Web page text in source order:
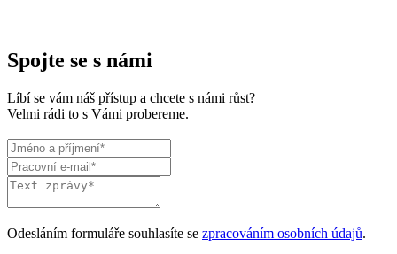
Spojte se s námi
Líbí se vám náš přístup a chcete s námi růst?
Velmi rádi to s Vámi probereme.
Odesláním formuláře souhlasíte se zpracováním osobních údajů.